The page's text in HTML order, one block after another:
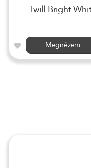
Twill Bright
...
Megnézem